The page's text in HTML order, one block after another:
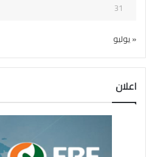
31
« يوليو
اعلان